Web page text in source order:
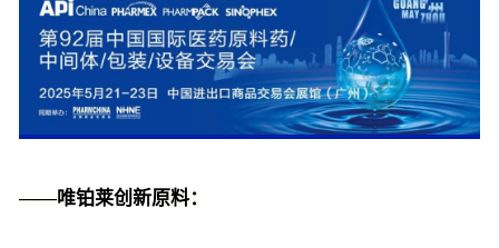
——唯铂莱创新原料：